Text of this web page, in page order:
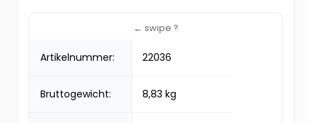
Artikelnummer: 22036
Bruttogewicht: 8,83 kg